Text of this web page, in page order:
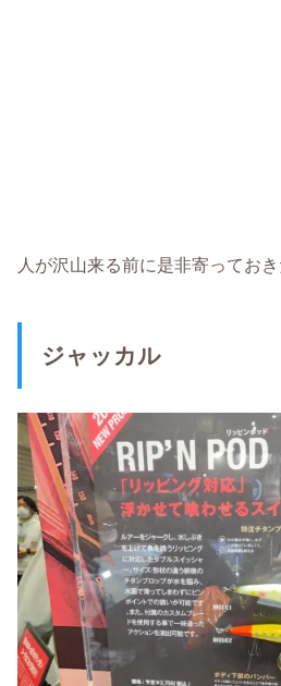
人が沢山来る前に是非寄っておき
ジャッカル